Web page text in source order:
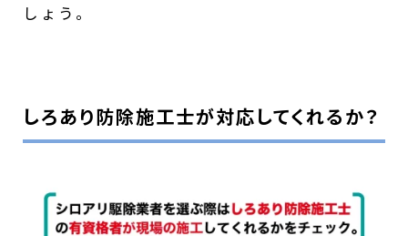
しょう。
しろあり防除施工士が対応してくれるか？